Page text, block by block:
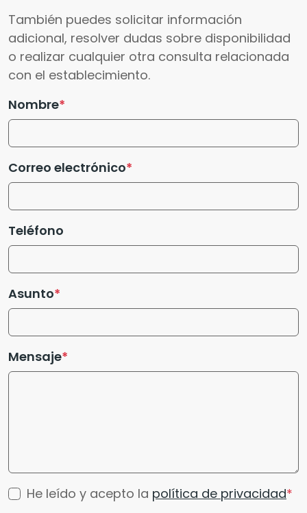
También puedes solicitar información
adicional, resolver dudas sobre disponibilidad
o realizar cualquier otra consulta relacionada
con el establecimiento.
Nombre
Correo electrónico
Teléfono
Asunto
Mensaje
He leído y acepto la política de privacidad